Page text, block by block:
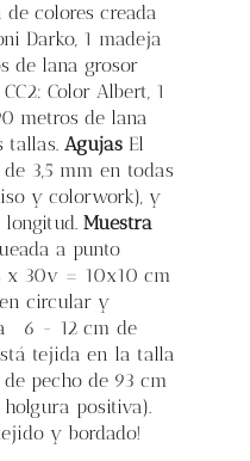
colores creada
Darko, 1 madeja
de lana grosor
Color Albert, 1
metros de lana
tallas. Agujas El
3,5 mm en todas
y colorwork), y
Muestra
a punto
x 30v = 10x10 cm
circular y
6 - 12 cm de
tejida en la talla
pecho de 93 cm
positiva).
y bordado!